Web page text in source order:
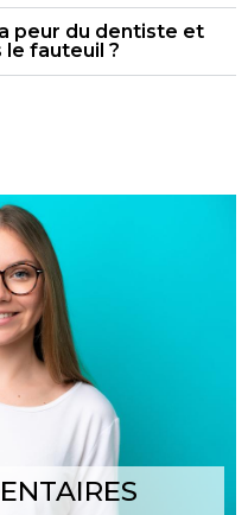
peur du dentiste et
le fauteuil ?